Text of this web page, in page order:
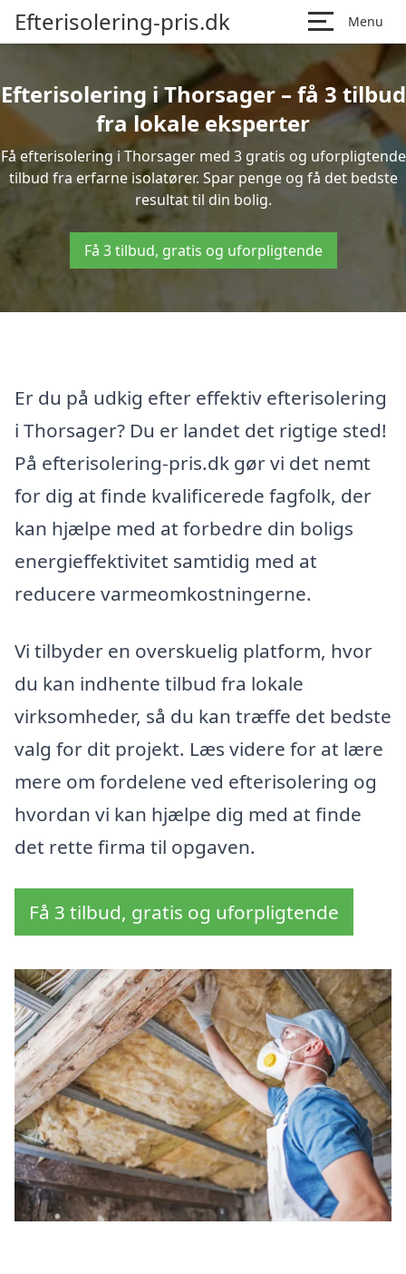
Efterisolering-pris.dk Menu
Efterisolering i Thorsager – få 3 tilbud
fra lokale eksperter
Få efterisolering i Thorsager med 3 gratis og uforpligtende
tilbud fra erfarne isolatører. Spar penge og få det bedste
resultat til din bolig.
Få 3 tilbud, gratis og uforpligtende
Er du på udkig efter effektiv efterisolering
i Thorsager? Du er landet det rigtige sted!
På efterisolering-pris.dk gør vi det nemt
for dig at finde kvalificerede fagfolk, der
kan hjælpe med at forbedre din boligs
energieffektivitet samtidig med at
reducere varmeomkostningerne.
Vi tilbyder en overskuelig platform, hvor
du kan indhente tilbud fra lokale
virksomheder, så du kan træffe det bedste
valg for dit projekt. Læs videre for at lære
mere om fordelene ved efterisolering og
hvordan vi kan hjælpe dig med at finde
det rette firma til opgaven.
Få 3 tilbud, gratis og uforpligtende